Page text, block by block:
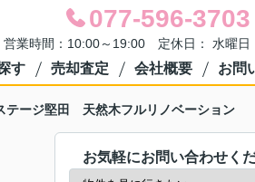
077-596-3703
営業時間：10:00～19:00 定休日： 水曜日
す 売却査定 会社概要 お問
テージ堅田 天然木フルリノベーション
お気軽にお問い合わせく